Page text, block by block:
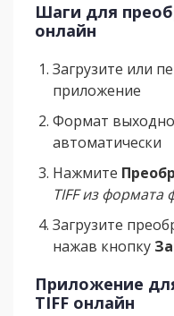
Шаги для
онлайн
Загрузите или
приложение
Формат
автоматически
Нажмите
TIFF из формата
Загрузите
нажав кнопку
Приложение
TIFF онлайн